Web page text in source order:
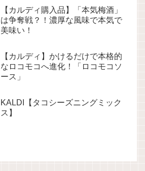
【カルディ購入品】「本気梅酒」
は争奪戦？！濃厚な風味で本気で
美味い！
【カルディ】かけるだけで本格的
なロコモコへ進化！「ロコモコソ
ース」
KALDI【タコシーズニングミック
ス】